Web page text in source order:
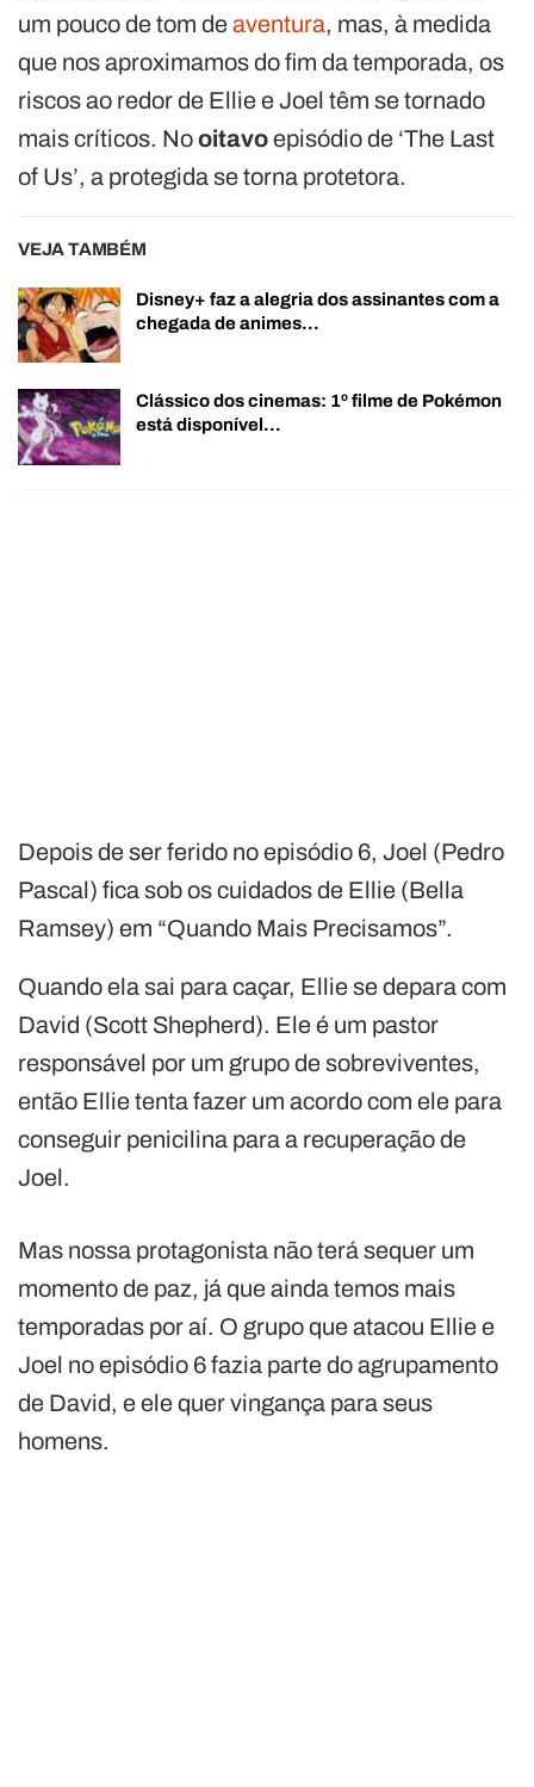
um pouco de tom deaventura, mas, à medida
que nos aproximamos do fim da temporada, os
riscos ao redor de Ellie e Joel têm se tornado
mais críticos. Nooitavoepisódio de ‘The Last
of Us’, a protegida se torna protetora.
VEJA TAMBÉM
Disney+ faz a alegria dos assinantes com a
chegada de animes…
Clássico dos cinemas: 1º filme de Pokémon
está disponível…
Depois de ser ferido no episódio 6, Joel (Pedro
Pascal) fica sob os cuidados de Ellie (Bella
Ramsey) em “Quando Mais Precisamos”.
Quando ela sai para caçar, Ellie se depara com
David (Scott Shepherd). Ele é um pastor
responsável por um grupo de sobreviventes,
então Ellie tenta fazer um acordo com ele para
conseguir penicilina para a recuperação de
Joel.
Mas nossa protagonista não terá sequer um
momento de paz, já que ainda temos mais
temporadas por aí. O grupo que atacou Ellie e
Joel no episódio 6 fazia parte do agrupamento
de David, e ele quer vingança para seus
homens.